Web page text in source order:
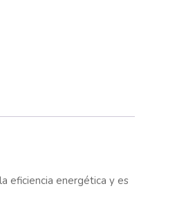
eficiencia energética y es